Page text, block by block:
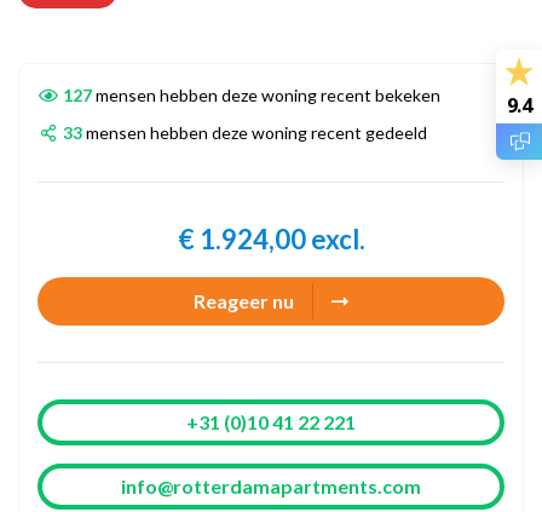
9.4
127mensen hebben deze woning recent bekeken
33mensen hebben deze woning recent gedeeld
€ 1.924,00 excl.
Reageer nu
+31 (0)10 41 22 221
info@rotterdamapartments.com